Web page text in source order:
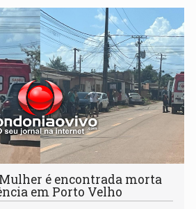
é encontrada morta
em Porto Velho